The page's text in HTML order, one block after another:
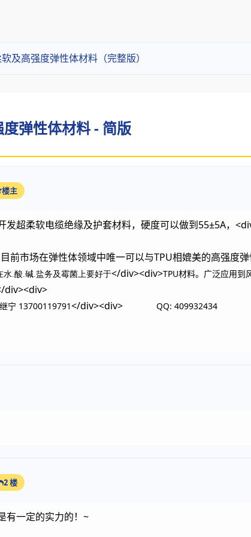
及高强度弹性体材料（完整版）
弹性体材料 - 简版
楼主
超柔软电缆绝缘及护套材料，硬度可以做到55±5A，
市场在弹性体领域中唯一可以与TPU相媲美的高强度
水.酸.碱.盐务及霉菌上要好于</div><div>TPU材料。广泛应用到
div><div>
13700119791</div><div> QQ: 409932434
2 楼
有一定的实力的！~